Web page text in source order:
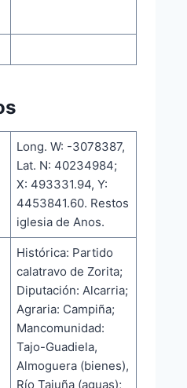
Long. W: -3078387,
Lat. N: 40234984;
X: 493331.94, Y:
4453841.60. Restos
iglesia de Anos.
Histórica: Partido
calatravo de Zorita;
Diputación: Alcarria;
Agraria: Campiña;
Mancomunidad:
Tajo-Guadiela,
Almoguera (bienes),
Río Tajuña (aguas);